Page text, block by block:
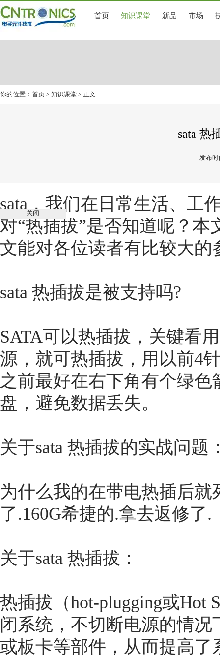
首页 知识课堂 新品 市场
你的位置： 首页 > 知识课堂 > 正文
sata 热
发布时
sata，我们在日常生活、工
对“热插拔”是否知道呢？本
文能对各位读者有比较大的
sata 热插拔是被支持吗?
SATA可以热插拔，关键看
源，就可热插拔，用以前4
之前最好在右下角有个绿
盘，避免数据丢失。
关于sata 热插拔的实战问题
为什么我的在带电热插后
了.160G希捷的.拿去返修了.
关于sata 热插拔：
热插拔（hot-plugging或Hot
闭系统，不切断电源的情
或板卡等部件，从而提高
关闭